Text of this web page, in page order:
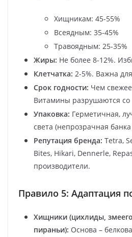
Хищникам: 45-55%
Всеядным: 35-45%
Травоядным: 25-35%
Жиры: Не более 8-12%.
Клетчатка: 2-5%. Важна
Срок годности: Чем
Витамины разрушаются
Упаковка: Герметичная,
света (непрозрачная банка
Репутация бренда: Tetra,
Bites, Hikari, Dennerle,
производители.
Правило 5: Адаптация
Хищники (цихлиды,
пираньи): Основа –